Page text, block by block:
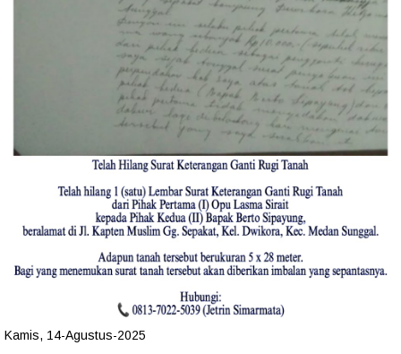
Kamis, 14-Agustus-2025